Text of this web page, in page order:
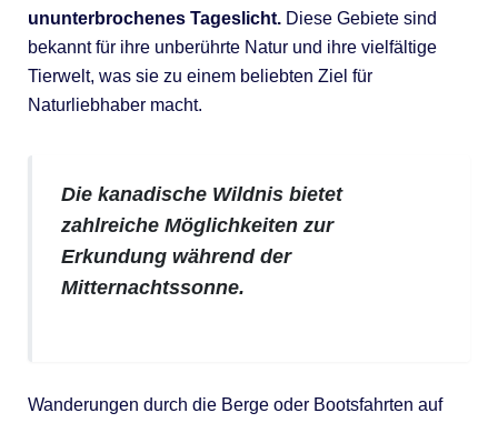
ununterbrochenes Tageslicht.Diese Gebiete sind
bekannt für ihre unberührte Natur und ihre vielfältige
Tierwelt, was sie zu einem beliebten Ziel für
Naturliebhaber macht.
Die kanadische Wildnis bietet
zahlreiche Möglichkeiten zur
Erkundung während der
Mitternachtssonne.
Wanderungen durch die Berge oder Bootsfahrten auf